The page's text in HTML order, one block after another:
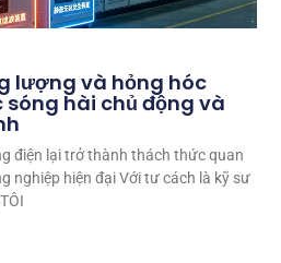
lượng và hỏng hóc
sóng hài chủ động và
điện lại trở thành thách thức quan
nghiệp hiện đại Với tư cách là kỹ sư